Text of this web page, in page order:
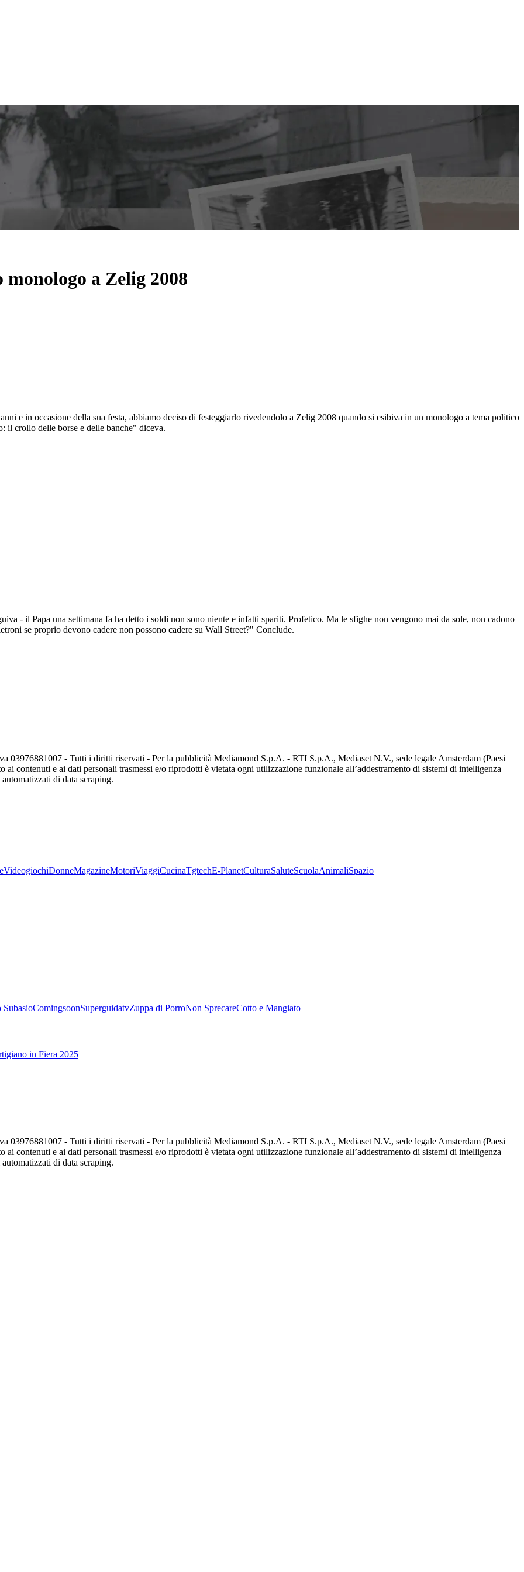
a Zelig 2008
e in occasione della sua festa, abbiamo deciso di festeggiarlo rivedendolo a Zelig 2008 quando si esibiva in un monologo a tema politico
il crollo delle borse e delle banche" diceva.
- il Papa una settimana fa ha detto i soldi non sono niente e infatti spariti. Profetico. Ma le sfighe non vengono mai da sole, non cadono
se proprio devono cadere non possono cadere su Wall Street?" Conclude.
03976881007 - Tutti i diritti riservati - Per la pubblicità Mediamond S.p.A. - RTI S.p.A., Mediaset N.V., sede legale Amsterdam (Paesi
ai contenuti e ai dati personali trasmessi e/o riprodotti è vietata ogni utilizzazione funzionale all’addestramento di sistemi di intelligenza
di data scraping.
VideogiochiDonneMagazineMotoriViaggiCucinaTgtechE-PlanetCulturaSaluteScuolaAnimaliSpazio
SubasioComingsoonSuperguidatvZuppa di PorroNon SprecareCotto e Mangiato
in Fiera 2025
03976881007 - Tutti i diritti riservati - Per la pubblicità Mediamond S.p.A. - RTI S.p.A., Mediaset N.V., sede legale Amsterdam (Paesi
ai contenuti e ai dati personali trasmessi e/o riprodotti è vietata ogni utilizzazione funzionale all’addestramento di sistemi di intelligenza
di data scraping.